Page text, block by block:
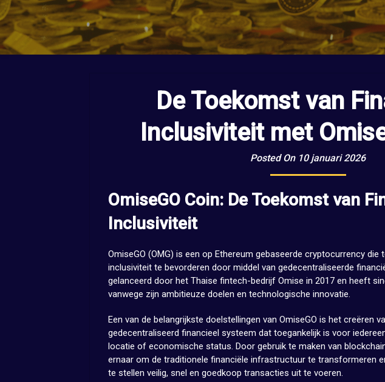
De Toekomst van
Inclusiviteit met
Posted On 10 januari 2026
OmiseGO Coin: De Toekomst van
Inclusiviteit
OmiseGO (OMG) is een op Ethereum gebaseerde cryptocurrency
inclusiviteit te bevorderen door middel van gedecentraliseerde
gelanceerd door het Thaise fintech-bedrijf Omise in 2017 en heeft
vanwege zijn ambitieuze doelen en technologische innovatie.
Een van de belangrijkste doelstellingen van OmiseGO is het creëren
gedecentraliseerd financieel systeem dat toegankelijk is voor
locatie of economische status. Door gebruik te maken van
ernaar om de traditionele financiële infrastructuur te transformeren
te stellen veilig, snel en goedkoop transacties uit te voeren.